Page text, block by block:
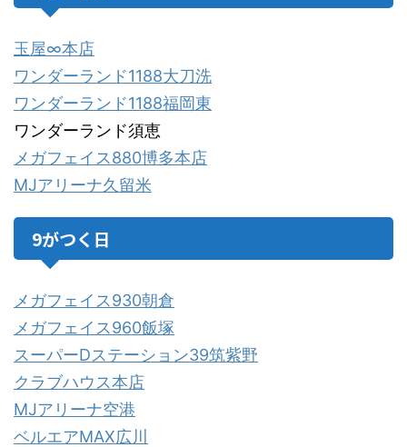
玉屋∞本店
ワンダーランド1188大刀洗
ワンダーランド1188福岡東
ワンダーランド須恵
メガフェイス880博多本店
MJアリーナ久留米
9がつく日
メガフェイス930朝倉
メガフェイス960飯塚
スーパーDステーション39筑紫野
クラブハウス本店
MJアリーナ空港
ベルエアMAX広川